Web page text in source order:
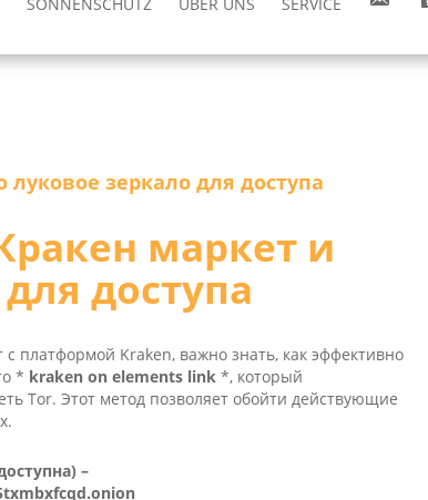
зеркало для доступа
маркет и
доступа
платформой Kra­ken, важно знать, как эффективно
* kra­ken on ele­ments link *, который
Tor. Этот метод позволяет обойти действующие
–